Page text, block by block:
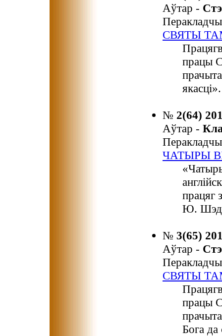
Аўтар -
СВЯТЫ
працы
якасці».
№ 2(64)
Аўтар -
ЧАТЫРЫ
працяг
Ю.
№ 3(65)
Аўтар -
СВЯТЫ
працы
Бога да